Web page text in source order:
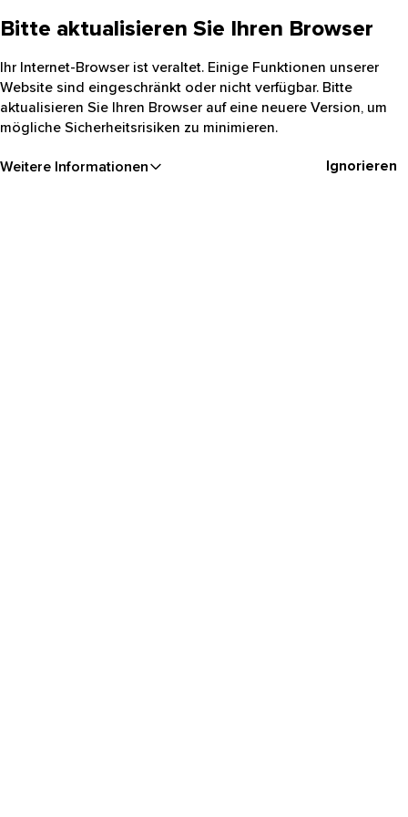
Bitte aktualisieren Sie Ihren Browser
Ihr Internet-Browser ist veraltet. Einige Funktionen unserer
Website sind eingeschränkt oder nicht verfügbar. Bitte
aktualisieren Sie Ihren Browser auf eine neuere Version, um
mögliche Sicherheitsrisiken zu minimieren.
Weitere Informationen Ignorieren